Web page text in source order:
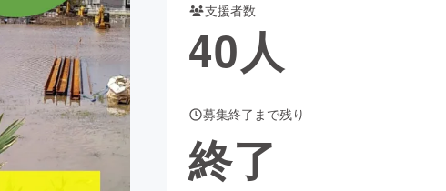
ビューティー・ヘルスケア
GoodCAMPFIRE Creation
と納税
machi-ya コミュニティ
支援者数
40人
募集終了まで残り
終了